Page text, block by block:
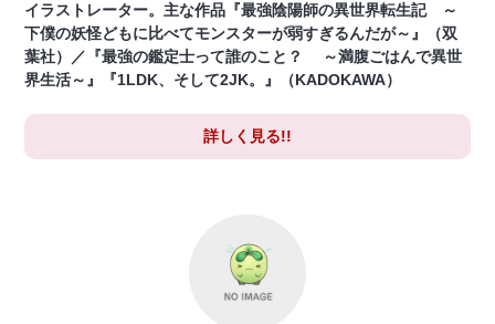
イラストレーター。主な作品『最強陰陽師の異世界転生記 ～
下僕の妖怪どもに比べてモンスターが弱すぎるんだが～』（双
葉社）／『最強の鑑定士って誰のこと？ ～満腹ごはんで異世
界生活～』『1LDK、そして2JK。』（KADOKAWA）
詳しく見る!!